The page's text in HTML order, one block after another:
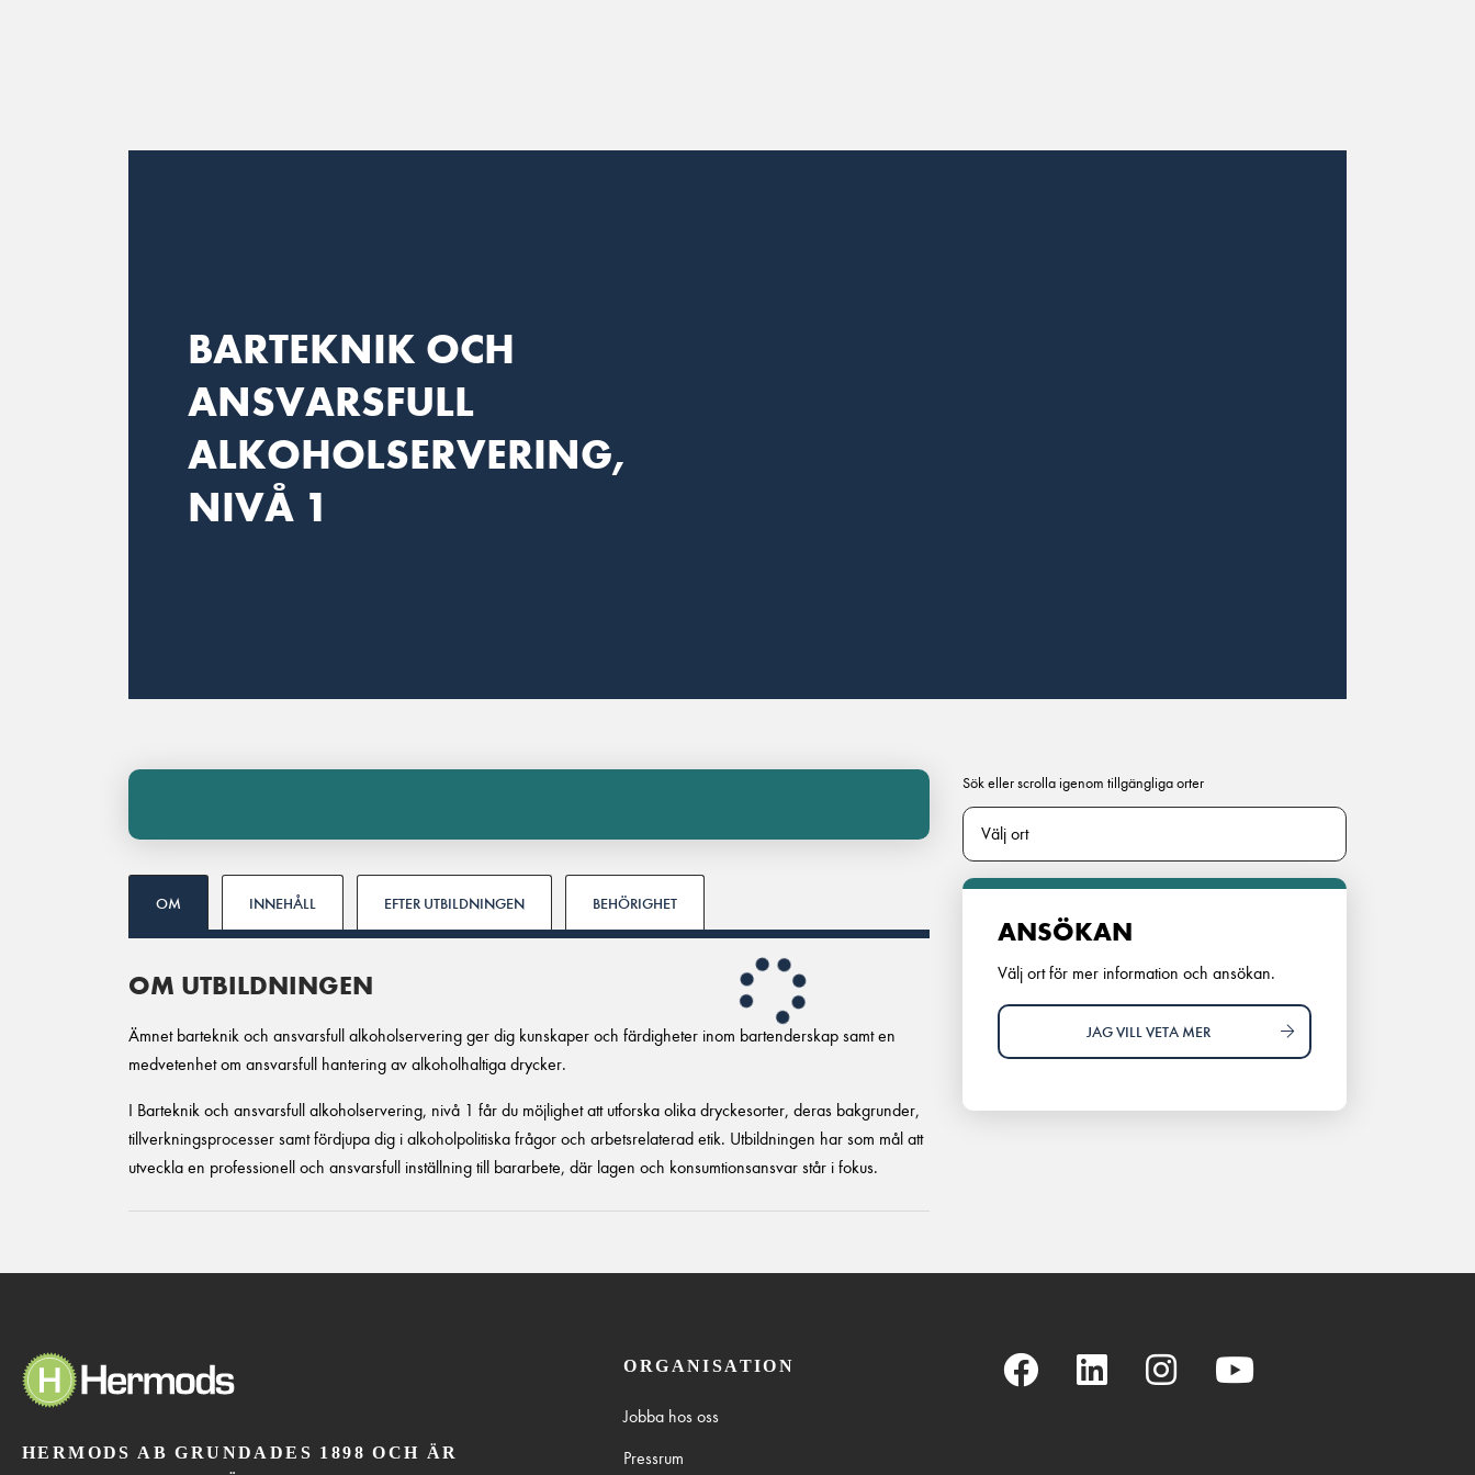
BARTEKNIK OCH
ANSVARSFULL
ALKOHOLSERVERING,
NIVÅ 1
OM INNEHÅLL EFTER UTBILDNINGEN BEHÖRIGHET
OM UTBILDNINGEN
Ämnet barteknik och ansvarsfull alkoholservering ger dig kunskaper och färdigheter inom bartenderskap samt en
medvetenhet om ansvarsfull hantering av alkoholhaltiga drycker.
I Barteknik och ansvarsfull alkoholservering, nivå 1 får du möjlighet att utforska olika dryckesorter, deras bakgrunder,
tillverkningsprocesser samt fördjupa dig i alkoholpolitiska frågor och arbetsrelaterad etik. Utbildningen har som mål att
utveckla en professionell och ansvarsfull inställning till bararbete, där lagen och konsumtionsansvar står i fokus.
Sök eller scrolla igenom tillgängliga orter
ANSÖKAN
Välj ort för mer information och ansökan.
JAG VILL VETA MER
HERMODS AB GRUNDADES 1898 OCH ÄR
ORGANISATION
Jobba hos oss
Pressrum